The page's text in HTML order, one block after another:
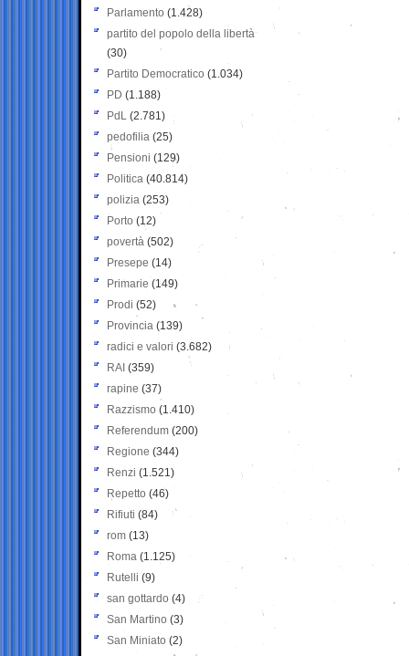
Parlamento (1.428)
partito del popolo della libertà
(30)
Partito Democratico (1.034)
PD (1.188)
PdL (2.781)
pedofilia (25)
Pensioni (129)
Politica (40.814)
polizia (253)
Porto (12)
povertà (502)
Presepe (14)
Primarie (149)
Prodi (52)
Provincia (139)
radici e valori (3.682)
RAI (359)
rapine (37)
Razzismo (1.410)
Referendum (200)
Regione (344)
Renzi (1.521)
Repetto (46)
Rifiuti (84)
rom (13)
Roma (1.125)
Rutelli (9)
san gottardo (4)
San Martino (3)
San Miniato (2)